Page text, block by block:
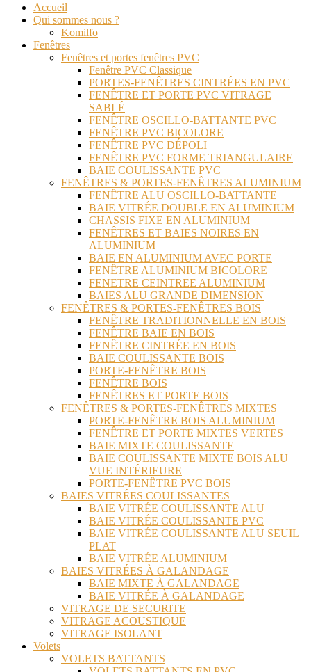
Accueil
Qui sommes nous ?
Komilfo
Fenêtres
Fenêtres et portes fenêtres PVC
Fenêtre PVC Classique
PORTES-FENÊTRES CINTRÉES EN PVC
FENÊTRE ET PORTE PVC VITRAGE
SABLÉ
FENÊTRE OSCILLO-BATTANTE PVC
FENÊTRE PVC BICOLORE
FENÊTRE PVC DÉPOLI
FENÊTRE PVC FORME TRIANGULAIRE
BAIE COULISSANTE PVC
FENÊTRES & PORTES-FENÊTRES ALUMINIUM
FENÊTRE ALU OSCILLO-BATTANTE
BAIE VITRÉE DOUBLE EN ALUMINIUM
CHASSIS FIXE EN ALUMINIUM
FENÊTRES ET BAIES NOIRES EN
ALUMINIUM
BAIE EN ALUMINIUM AVEC PORTE
FENÊTRE ALUMINIUM BICOLORE
FENETRE CEINTREE ALUMINIUM
BAIES ALU GRANDE DIMENSION
FENÊTRES & PORTES-FENÊTRES BOIS
FENÊTRE TRADITIONNELLE EN BOIS
FENÊTRE BAIE EN BOIS
FENÊTRE CINTRÉE EN BOIS
BAIE COULISSANTE BOIS
PORTE-FENÊTRE BOIS
FENÊTRE BOIS
FENÊTRES ET PORTE BOIS
FENÊTRES & PORTES-FENÊTRES MIXTES
PORTE-FENÊTRE BOIS ALUMINIUM
FENÊTRE ET PORTE MIXTES VERTES
BAIE MIXTE COULISSANTE
BAIE COULISSANTE MIXTE BOIS ALU
VUE INTÉRIEURE
PORTE-FENÊTRE PVC BOIS
BAIES VITRÉES COULISSANTES
BAIE VITRÉE COULISSANTE ALU
BAIE VITRÉE COULISSANTE PVC
BAIE VITRÉE COULISSANTE ALU SEUIL
PLAT
BAIE VITRÉE ALUMINIUM
BAIES VITRÉES À GALANDAGE
BAIE MIXTE À GALANDAGE
BAIE VITRÉE À GALANDAGE
VITRAGE DE SECURITE
VITRAGE ACOUSTIQUE
VITRAGE ISOLANT
Volets
VOLETS BATTANTS